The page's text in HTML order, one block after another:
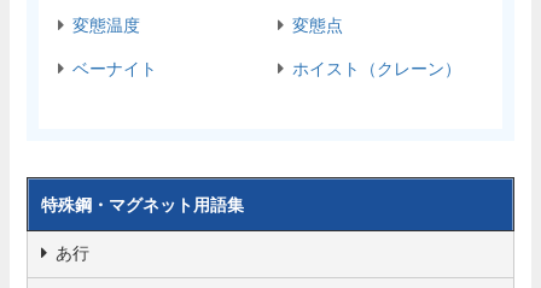
変態温度 変態点
ベーナイト ホイスト（クレーン）
特殊鋼・マグネット用語集
あ行